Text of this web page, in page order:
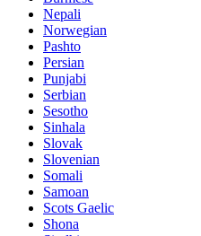
Nepali
Norwegian
Pashto
Persian
Punjabi
Serbian
Sesotho
Sinhala
Slovak
Slovenian
Somali
Samoan
Scots Gaelic
Shona